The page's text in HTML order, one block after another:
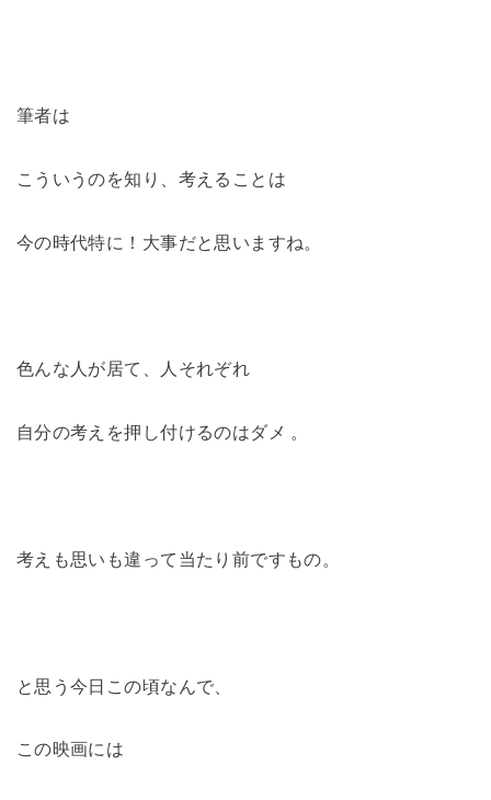
筆者は
こういうのを知り、考えることは
今の時代特に！大事だと思いますね。
色んな人が居て、人それぞれ
自分の考えを押し付けるのはダメ 。
考えも思いも違って当たり前ですもの。
と思う今日この頃なんで、
この映画には